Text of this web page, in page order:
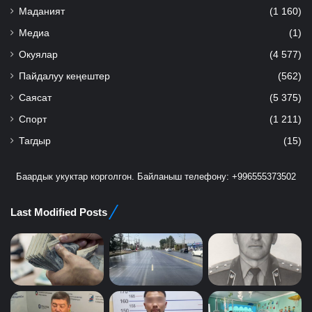
Маданият (1 160)
Медиа (1)
Окуялар (4 577)
Пайдалуу кеңештер (562)
Саясат (5 375)
Спорт (1 211)
Тагдыр (15)
Баардык укуктар корголгон. Байланыш телефону: +996555373502
Last Modified Posts